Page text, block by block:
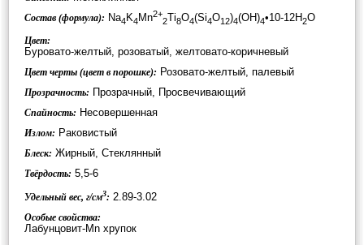
Состав (формула): Na4K4Mn2+
2Ti8O4(Si4O12)4(OH)4•10-12H2O
Цвет:
Буровато-желтый, розоватый, желтовато-коричневый
Цвет черты (цвет в порошке): Розовато-желтый, палевый
Прозрачность: Прозрачный, Просвечивающий
Спайность: Несовершенная
Излом: Раковистый
Блеск: Жирный, Стеклянный
Твёрдость: 5,5-6
Удельный вес, г/см3: 2.89-3.02
Особые свойства:
Лабунцовит-Mn хрупок